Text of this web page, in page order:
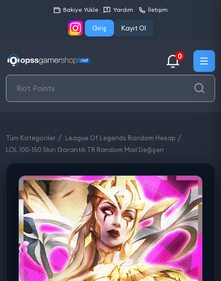
Bakiye Yükle Yardım İletişim
Giriş Kayıt Ol
0
Tüm Kategoriler
League Of Legends Random Hesap
LOL 100-150 Skin Garantili TR Random Mail Değişen